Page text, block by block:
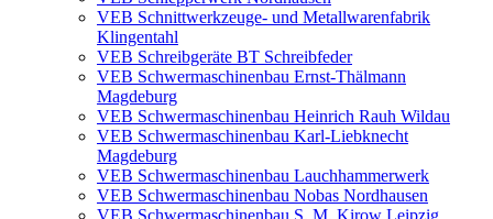
VEB Schnittwerkzeuge- und Metallwarenfabrik
Klingentahl
VEB Schreibgeräte BT Schreibfeder
VEB Schwermaschinenbau Ernst-Thälmann
Magdeburg
VEB Schwermaschinenbau Heinrich Rauh Wildau
VEB Schwermaschinenbau Karl-Liebknecht
Magdeburg
VEB Schwermaschinenbau Lauchhammerwerk
VEB Schwermaschinenbau Nobas Nordhausen
VEB Schwermaschinenbau S. M. Kirow Leipzig